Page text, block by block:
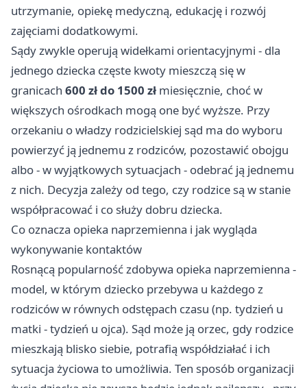
utrzymanie, opiekę medyczną, edukację i rozwój
zajęciami dodatkowymi.
Sądy zwykle operują widełkami orientacyjnymi - dla
jednego dziecka częste kwoty mieszczą się w
granicach 600 zł do 1500 zł miesięcznie, choć w
większych ośrodkach mogą one być wyższe. Przy
orzekaniu o władzy rodzicielskiej sąd ma do wyboru
powierzyć ją jednemu z rodziców, pozostawić obojgu
albo - w wyjątkowych sytuacjach - odebrać ją jednemu
z nich. Decyzja zależy od tego, czy rodzice są w stanie
współpracować i co służy dobru dziecka.
Co oznacza opieka naprzemienna i jak wygląda
wykonywanie kontaktów
Rosnącą popularność zdobywa opieka naprzemienna -
model, w którym dziecko przebywa u każdego z
rodziców w równych odstępach czasu (np. tydzień u
matki - tydzień u ojca). Sąd może ją orzec, gdy rodzice
mieszkają blisko siebie, potrafią współdziałać i ich
sytuacja życiowa to umożliwia. Ten sposób organizacji